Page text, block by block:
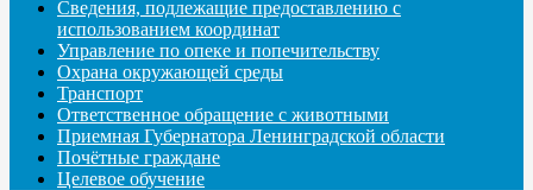
Сведения, подлежащие предоставлению с
использованием координат
Управление по опеке и попечительству
Охрана окружающей среды
Транспорт
Ответственное обращение с животными
Приемная Губернатора Ленинградской области
Почётные граждане
Целевое обучение